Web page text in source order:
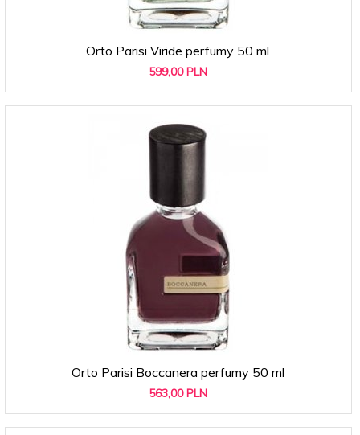
Orto Parisi Viride perfumy 50 ml
599,00 PLN
Orto Parisi Boccanera perfumy 50 ml
563,00 PLN